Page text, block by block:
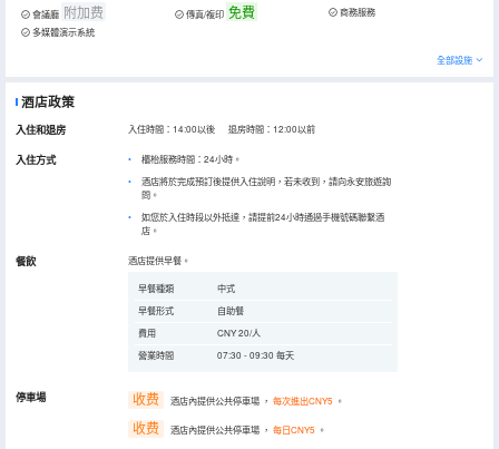
會議廳 附加费 傳真/複印 免費
商務服務
多媒體演示系統
全部設施
酒店政策
入住和退房 入住時間：14:00以後 退房時間：12:00以前
入住方式
櫃枱服務時間：24小時。
酒店將於完成預訂後提供入住說明，若未收到，請向永安旅遊詢
問。
如您於入住時段以外抵達，請提前24小時通過手機號碼聯繫酒
店。
餐飲 酒店提供早餐。
早餐種類
中式
早餐形式
自助餐
費用
CNY 20/人
營業時間
07:30 - 09:30 每天
停車場 收费 酒店內提供公共停車場 ， 每次進出CNY5 。
收费 酒店內提供公共停車場 ， 每日CNY5 。